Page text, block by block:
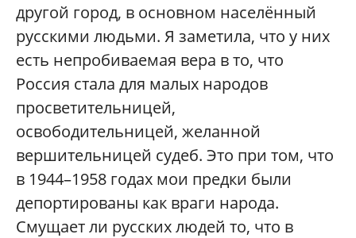
другой город, в основном населённый
русскими людьми. Я заметила, что у них
есть непробиваемая вера в то, что
Россия стала для малых народов
просветительницей,
освободительницей, желанной
вершительницей судеб. Это при том, что
в 1944–1958 годах мои предки были
депортированы как враги народа.
Смущает ли русских людей то, что в